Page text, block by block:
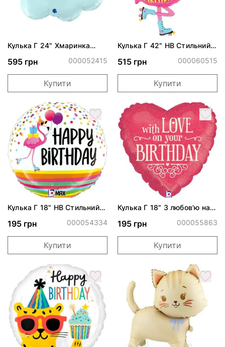
Кулька Г 24" Хмаринка
595 грн 000052415
Купити
Кулька Г 42" НВ Стильний
515 грн 000060515
Купити
Кулька Г 18" НВ Стильний
195 грн 000054334
Купити
Кулька Г 18" З любов'ю на
195 грн 000055863
Купити